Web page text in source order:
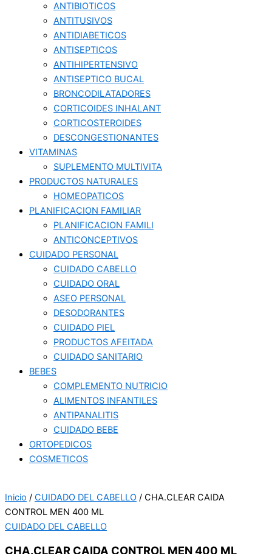
ANTIBIOTICOS
ANTITUSIVOS
ANTIDIABETICOS
ANTISEPTICOS
ANTIHIPERTENSIVO
ANTISEPTICO BUCAL
BRONCODILATADORES
CORTICOIDES INHALANT
CORTICOSTEROIDES
DESCONGESTIONANTES
VITAMINAS
SUPLEMENTO MULTIVITA
PRODUCTOS NATURALES
HOMEOPATICOS
PLANIFICACION FAMILIAR
PLANIFICACION FAMILI
ANTICONCEPTIVOS
CUIDADO PERSONAL
CUIDADO CABELLO
CUIDADO ORAL
ASEO PERSONAL
DESODORANTES
CUIDADO PIEL
PRODUCTOS AFEITADA
CUIDADO SANITARIO
BEBES
COMPLEMENTO NUTRICIO
ALIMENTOS INFANTILES
ANTIPANALITIS
CUIDADO BEBE
ORTOPEDICOS
COSMETICOS
Inicio / CUIDADO DEL CABELLO / CHA.CLEAR CAIDA
CONTROL MEN 400 ML
CUIDADO DEL CABELLO
CHA.CLEAR CAIDA CONTROL MEN 400 ML